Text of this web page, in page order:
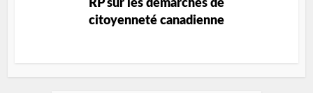
RP sur les démarches de
citoyenneté canadienne